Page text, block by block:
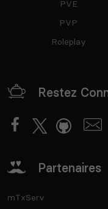
PVE
PVP
Roleplay
Restez
Partenaires
mTxServ